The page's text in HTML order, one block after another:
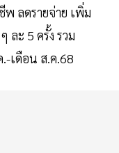
พ ลดรายจ่าย เพิ่ม
ละ 5 ครั้ง รวม
เดือน ส.ค.68